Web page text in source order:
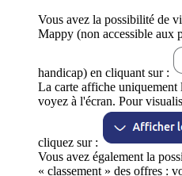
Vous avez la possibilité de
Mappy (non accessible aux
handicap) en cliquant sur :
La carte affiche
voyez à l'écran. Pour
cliquez sur :
Vous avez également la
« classement » des offres :